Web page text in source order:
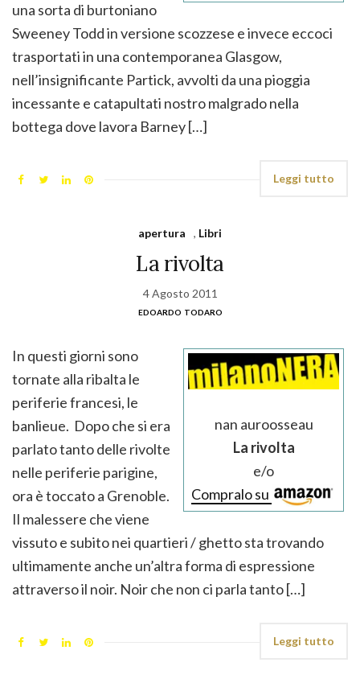
una sorta di burtoniano
Sweeney Todd in versione scozzese e invece eccoci
trasportati in una contemporanea Glasgow,
nell’insignificante Partick, avvolti da una pioggia
incessante e catapultati nostro malgrado nella
bottega dove lavora Barney […]
Leggi tutto
apertura , Libri
La rivolta
4 Agosto 2011
edoardo todaro
nan auroosseau
La rivolta
e/o
Compralo su
In questi giorni sono
tornate alla ribalta le
periferie francesi, le
banlieue. Dopo che si era
parlato tanto delle rivolte
nelle periferie parigine,
ora è toccato a Grenoble.
Il malessere che viene
vissuto e subito nei quartieri / ghetto sta trovando
ultimamente anche un’altra forma di espressione
attraverso il noir. Noir che non ci parla tanto […]
Leggi tutto